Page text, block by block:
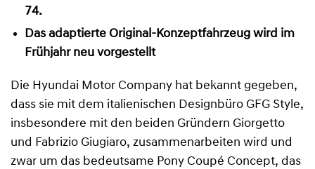
74.
Das adaptierte Original-Konzeptfahrzeug wird im
Frühjahr neu vorgestellt
Die Hyundai Motor Company hat bekannt gegeben,
dass sie mit dem italienischen Designbüro GFG Style,
insbesondere mit den beiden Gründern Giorgetto
und Fabrizio Giugiaro, zusammenarbeiten wird und
zwar um das bedeutsame Pony Coupé Concept, das